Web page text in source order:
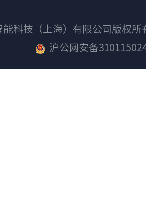
能科技（上海）有限公司版权
沪公网安备